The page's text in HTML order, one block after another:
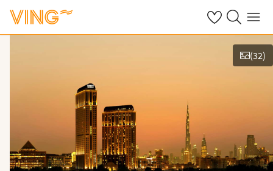
Se dine sparte
Søk påMeny
(32)